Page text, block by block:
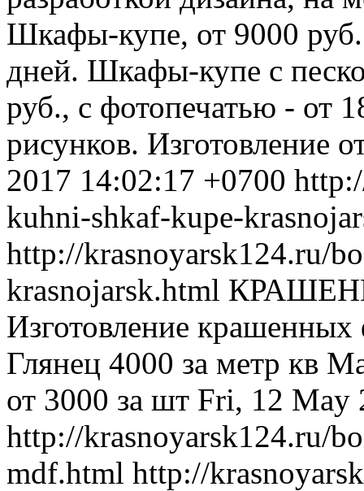
Шкафы-купе, от 9000 руб.
дней. Шкафы-купе с
руб., с фотопечатью - от
рисунков. Изготовление
2017 14:02:17 +0700
kuhni-shkaf-kupe-
http://krasnoyarsk124.ru/
krasnojarsk.html
Изготовление
Глянец 4000 за метр кв
от 3000 за шт Fri, 12 May
http://krasnoyarsk124.ru/
mdf.html http://